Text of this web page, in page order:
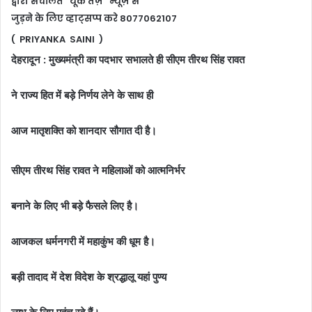
जुड़ने के लिए व्हाट्सप्प करे 8077062107
( PRIYANKA SAINI )
देहरादून : मुख्यमंत्री का पदभार सभालते ही सीएम तीरथ सिंह रावत
ने राज्य हित में बड़े निर्णय लेने के साथ ही
आज मातृशक्ति को शानदार सौगात दी है।
सीएम तीरथ सिंह रावत ने महिलाओं को आत्मनिर्भर
बनाने के लिए भी बड़े फैसले लिए है।
आजकल धर्मनगरी में महाकुंभ की धूम है।
बड़ी तादाद में देश विदेश के श्रद्धालू यहां पुण्य